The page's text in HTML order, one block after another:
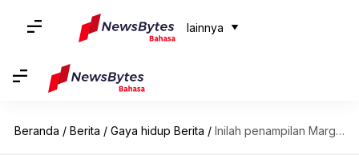
lainnya
Beranda / Berita / Gaya hidup Berita / Inilah penampilan Margot Robbie yang paling memukau menjelang perilisan film 'Barbie'